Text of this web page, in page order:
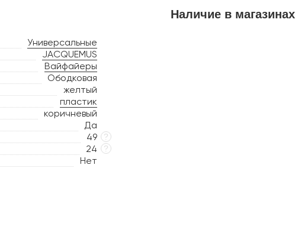
Универсальные
JACQUEMUS
Вайфайеры
Ободковая
желтый
пластик
коричневый
Да
49 ?
24 ?
Нет
Наличие в магазинах